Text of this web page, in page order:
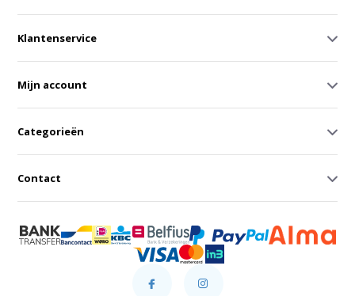
Klantenservice
Mijn account
Categorieën
Contact